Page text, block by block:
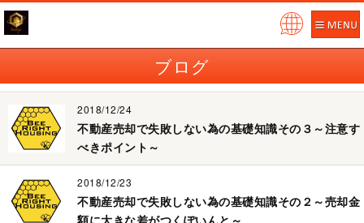
ブログ
2018/12/24
不動産売却で失敗しない為の基礎知識その３～注意す
べきポイント～
2018/12/23
不動産売却で失敗しない為の基礎知識その２～売却金
額に大きな差がつくぽいんと～